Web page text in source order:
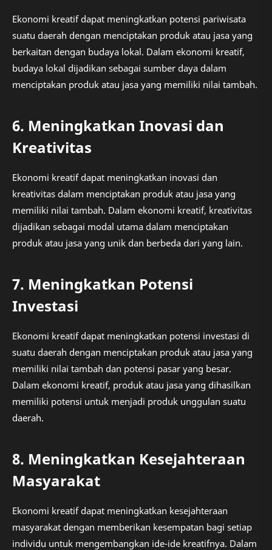
Ekonomi kreatif dapat meningkatkan potensi pariwisata
suatu daerah dengan menciptakan produk atau jasa yang
berkaitan dengan budaya lokal. Dalam ekonomi kreatif,
budaya lokal dijadikan sebagai sumber daya dalam
menciptakan produk atau jasa yang memiliki nilai tambah.
6. Meningkatkan Inovasi dan
Kreativitas
Ekonomi kreatif dapat meningkatkan inovasi dan
kreativitas dalam menciptakan produk atau jasa yang
memiliki nilai tambah. Dalam ekonomi kreatif, kreativitas
dijadikan sebagai modal utama dalam menciptakan
produk atau jasa yang unik dan berbeda dari yang lain.
7. Meningkatkan Potensi
Investasi
Ekonomi kreatif dapat meningkatkan potensi investasi di
suatu daerah dengan menciptakan produk atau jasa yang
memiliki nilai tambah dan potensi pasar yang besar.
Dalam ekonomi kreatif, produk atau jasa yang dihasilkan
memiliki potensi untuk menjadi produk unggulan suatu
daerah.
8. Meningkatkan Kesejahteraan
Masyarakat
Ekonomi kreatif dapat meningkatkan kesejahteraan
masyarakat dengan memberikan kesempatan bagi setiap
individu untuk mengembangkan ide-ide kreatifnya. Dalam